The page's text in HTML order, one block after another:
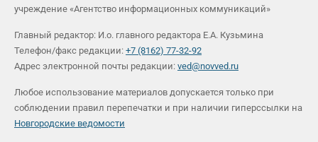
учреждение «Агентство информационных коммуникаций»
Главный редактор: И.о. главного редактора Е.А. Кузьмина
Телефон/факс редакции: +7 (8162) 77-32-92
Адрес электронной почты редакции: ved@novved.ru
Любое использование материалов допускается только при
соблюдении правил перепечатки и при наличии гиперссылки на
Новгородские ведомости